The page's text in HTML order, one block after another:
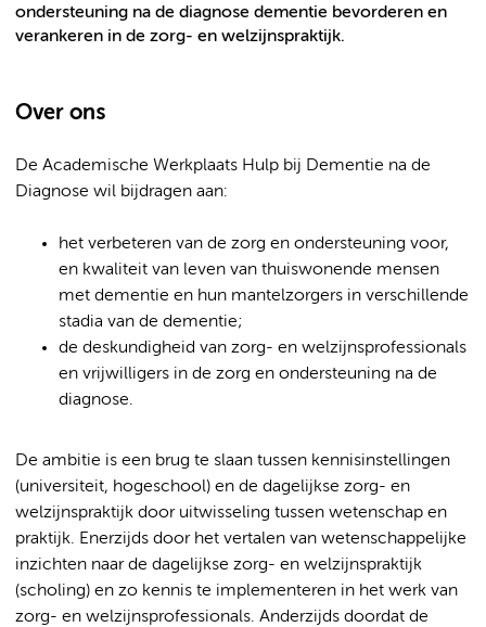
ondersteuning na de diagnose dementie bevorderen en
verankeren in de zorg- en welzijnspraktijk.
Over ons
De Academische Werkplaats Hulp bij Dementie na de
Diagnose wil bijdragen aan:
het verbeteren van de zorg en ondersteuning voor,
en kwaliteit van leven van thuiswonende mensen
met dementie en hun mantelzorgers in verschillende
stadia van de dementie;
de deskundigheid van zorg- en welzijnsprofessionals
en vrijwilligers in de zorg en ondersteuning na de
diagnose.
De ambitie is een brug te slaan tussen kennisinstellingen
(universiteit, hogeschool) en de dagelijkse zorg- en
welzijnspraktijk door uitwisseling tussen wetenschap en
praktijk. Enerzijds door het vertalen van wetenschappelijke
inzichten naar de dagelijkse zorg- en welzijnspraktijk
(scholing) en zo kennis te implementeren in het werk van
zorg- en welzijnsprofessionals. Anderzijds doordat de